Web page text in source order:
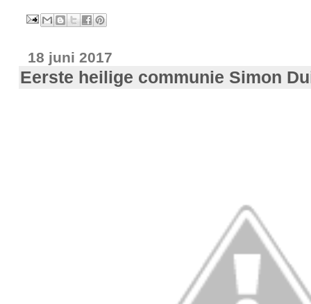
18 juni 2017
Eerste heilige communie Simon